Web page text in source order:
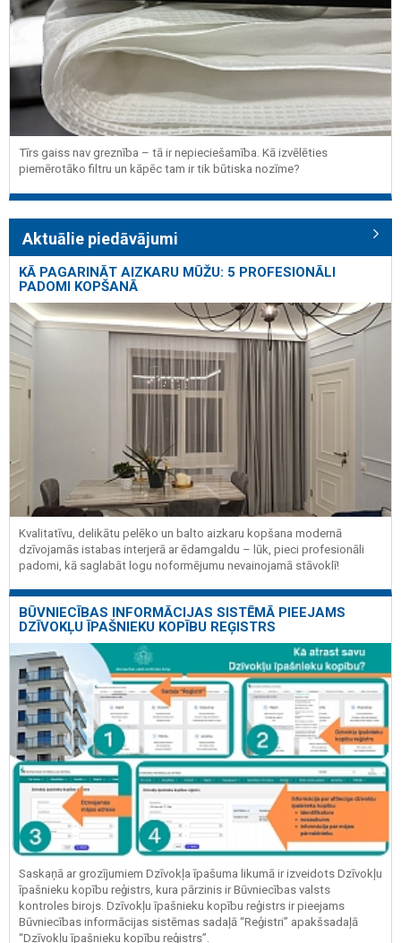
Tīrs gaiss nav greznība – tā ir nepieciešamība. Kā izvēlēties
piemērotāko filtru un kāpēc tam ir tik būtiska nozīme?
Aktuālie piedāvājumi
KĀ PAGARINĀT AIZKARU MŪŽU: 5 PROFESIONĀLI
PADOMI KOPŠANĀ
Kvalitatīvu, delikātu pelēko un balto aizkaru kopšana modernā
dzīvojamās istabas interjerā ar ēdamgaldu – lūk, pieci profesionāli
padomi, kā saglabāt logu noformējumu nevainojamā stāvoklī!
BŪVNIECĪBAS INFORMĀCIJAS SISTĒMĀ PIEEJAMS
DZĪVOKĻU ĪPAŠNIEKU KOPĪBU REĢISTRS
Saskaņā ar grozījumiem Dzīvokļa īpašuma likumā ir izveidots Dzīvokļu
īpašnieku kopību reģistrs, kura pārzinis ir Būvniecības valsts
kontroles birojs. Dzīvokļu īpašnieku kopību reģistrs ir pieejams
Būvniecības informācijas sistēmas sadaļā “Reģistri” apakšsadaļā
“Dzīvokļu īpašnieku kopību reģistrs”.